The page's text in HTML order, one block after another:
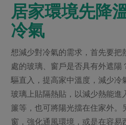
日用品 圖書
防災用品
最新產品
優惠專區
素食專區
異國料理
年菜食譜
養身食補
節慶大餐
高麗菜海鮮煎餅
把最好的台灣味帶回家！
綠主張月刊
典藏閱覽室
最新消息
媒體報導
下載專區
地區活動
社務會議 地區
居家環境先降
冷氣
想減少對冷氣的需求，首先要把
處的玻璃、窗戶是否具有外遮陽
驅直入，提高家中溫度，減少冷
玻璃上貼隔熱貼，以減少熱能進
簾等，也可將陽光擋在住家外。
窗，強化通風環境，或是在容易